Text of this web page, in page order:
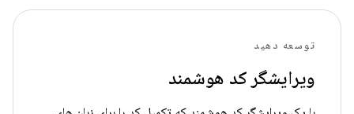
توسعه دهید
ویرایشگر کد هوشمند